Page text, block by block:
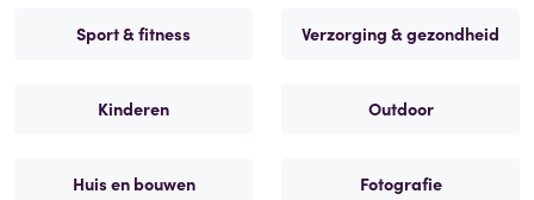
Sport & fitness Verzorging & gezondheid
Kinderen Outdoor
Huis en bouwen Fotografie